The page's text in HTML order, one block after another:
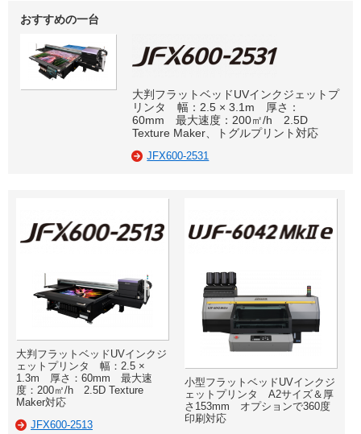
おすすめの一台
大判フラットベッドUVインクジェットプ
リンタ 幅：2.5 × 3.1m 厚さ：
60mm 最大速度：200㎡/h 2.5D
Texture Maker、トグルプリント対応
JFX600-2531
大判フラットベッドUVインクジ
ェットプリンタ 幅：2.5 ×
1.3m 厚さ：60mm 最大速
度：200㎡/h 2.5D Texture
Maker対応
JFX600-2513
小型フラットベッドUVインクジ
ェットプリンタ A2サイズ＆厚
さ153mm オプションで360度
印刷対応